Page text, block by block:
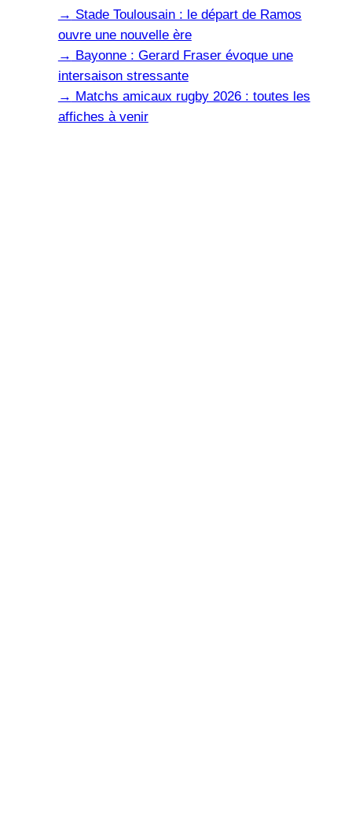
→ Stade Toulousain : le départ de Ramos
ouvre une nouvelle ère
→ Bayonne : Gerard Fraser évoque une
intersaison stressante
→ Matchs amicaux rugby 2026 : toutes les
affiches à venir